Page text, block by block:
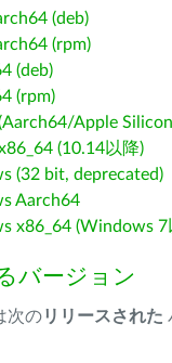
(deb)
(rpm)
(deb)
(rpm)
Apple
(10.14以降)
(32 bit, deprecated)
Aarch64
x86_64 (Windows 7
バージョン
次のリリースされた